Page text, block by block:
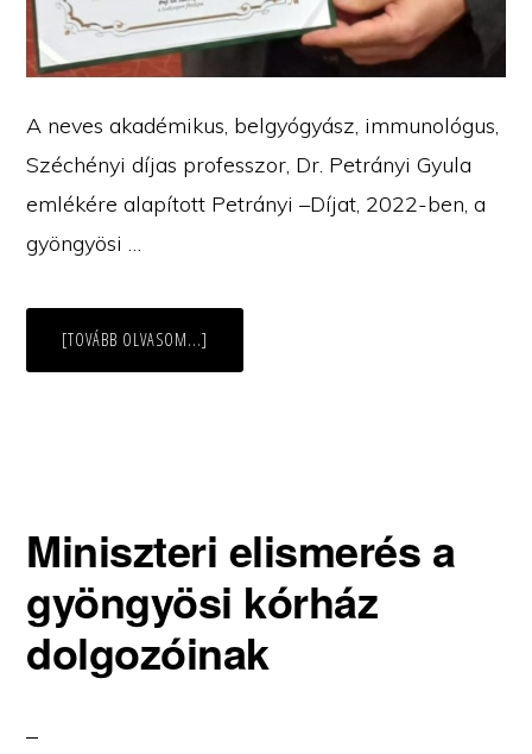
A neves akadémikus, belgyógyász, immunológus,
Széchényi díjas professzor, Dr. Petrányi Gyula
emlékére alapított Petrányi –Díjat, 2022-ben, a
gyöngyösi …
[TOVÁBB OLVASOM...]
DÍJ
Miniszteri elismerés a
gyöngyösi kórház
dolgozóinak